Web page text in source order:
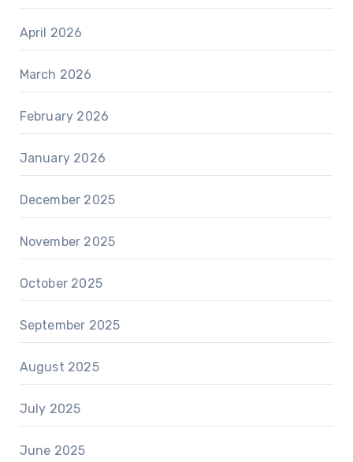
April 2026
March 2026
February 2026
January 2026
December 2025
November 2025
October 2025
September 2025
August 2025
July 2025
June 2025